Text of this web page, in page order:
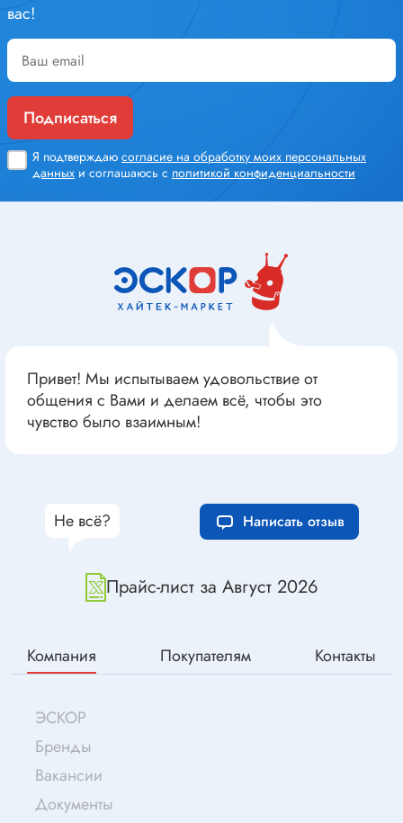
вас!
Подписаться
Я подтверждаю согласие на обработку моих персональных
данных и соглашаюсь с политикой конфиденциальности
Привет! Мы испытываем удовольствие от
общения с Вами и делаем всё, чтобы это
чувство было взаимным!
Прайс-лист за Август 2026
Не всё? Написать отзыв
Компания Покупателям Контакты
ЭСКОР
Бренды
Вакансии
Документы